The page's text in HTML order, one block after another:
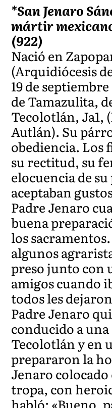
*San Jenaro
mártir
(922)
Nació en
(Arquidiócesis
19 de
de Tamazulita,
Tecolotlán, Ja1,
Autlán). Su
obediencia. Los
su rectitud, su
elocuencia de
aceptaban
Padre Jenaro
buena
los
algunos
preso junto con
amigos cuando
todos les
Padre Jenaro
conducido a
Tecolotlán y en
prepararon la
Jenaro
tropa, con
habló: «Bueno,